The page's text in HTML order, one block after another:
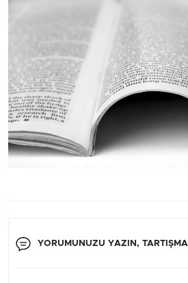
YORUMUNUZU YAZIN,